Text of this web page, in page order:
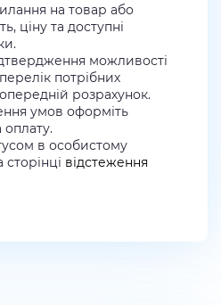
на товар або
ціну та доступні
можливості
потрібних
розрахунок.
умов оформіть
в особистому
сторінці відстеження